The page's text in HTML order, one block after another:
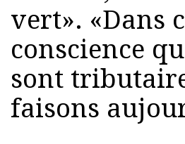
vert». «Dans
conscience
sont
faisons